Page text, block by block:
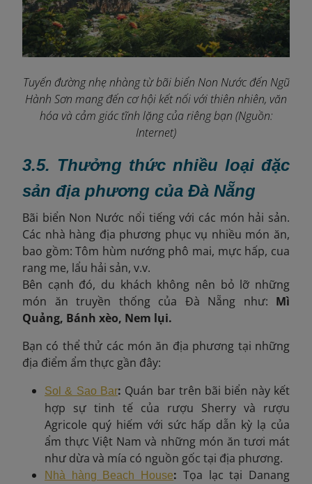
Tuyến đường nhẹ nhàng từ bãi biển Non Nước đến Ngũ
Hành Sơn mang đến cơ hội kết nối với thiên nhiên, văn
hóa và cảm giác tĩnh lặng của riêng bạn (Nguồn:
Internet)
3.5. Thưởng thức nhiều loại đặc
sản địa phương của Đà Nẵng
Bãi biển Non Nước nổi tiếng với các món hải sản.
Các nhà hàng địa phương phục vụ nhiều món ăn,
bao gồm: ​Tôm hùm nướng phô mai, mực hấp, cua
rang me, lẩu hải sản, v.v.
Bên cạnh đó, du khách không nên bỏ lỡ những
món ăn truyền thống của Đà Nẵng như: Mì
Quảng, Bánh xèo, Nem lụi.
Bạn có thể thử các món ăn địa phương tại những
địa điểm ẩm thực gần đây:
Sol & Sao Bar: Quán bar trên bãi biển này kết
hợp sự tinh tế của rượu Sherry và rượu
Agricole quý hiếm với sức hấp dẫn kỳ lạ của
ẩm thực Việt Nam và những món ăn tươi mát
như dừa và mía có nguồn gốc tại địa phương.
Nhà hàng Beach House: Tọa lạc tại Danang